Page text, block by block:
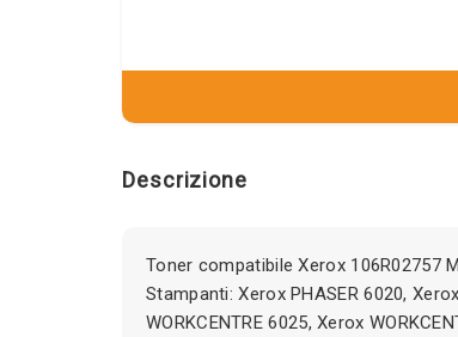
Descrizione
Toner compatibile Xerox 106R02757
Stampanti: Xerox PHASER 6020,
WORKCENTRE 6025, Xerox